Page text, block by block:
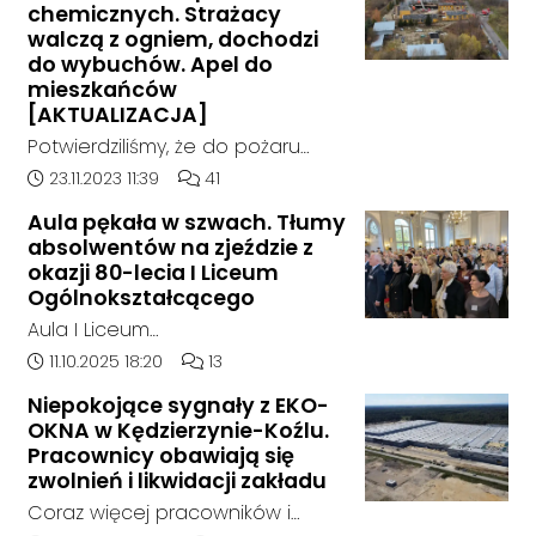
POŁĄCZENIE LEPSZE PIASTY AZOTY
BEZPOŚREDNIO I TRASA ROWEROWA I CHODNIK
ORAZ NOWA TRASA DLA AUT NAWET TRASA
FAJNA ROWEROWA ALEJA WANDY MOGŁA BY
BYĆ TAK SAMO TRASA DO JEZIORKA MOGŁO BY
BYĆ KOŁO KUŻNICZKI TO BY DAWAŁO LEPSZY
chemicznych. Strażacy
walczą z ogniem, dochodzi
do wybuchów. Apel do
mieszkańców
[AKTUALIZACJA]
Potwierdziliśmy, że do pożaru
doszło w hali, w której nielegalnie
chemiczne.
Data dodania artykułu:
23.11.2023 11:39 Liczba komentarzy artykułu:
41
Aula pękała w szwach. Tłumy
absolwentów na zjeździe z
okazji 80-lecia I Liceum
Ogólnokształcącego
Aula I Liceum
Ogólnokształcącego im. Henryka
w sobotnie przedpołudnie
dosłownie pękała w szwach. Na
wyjątkowy zjazd absolwentów z
okazji jubileuszu 80-lecia szkoły
Data dodania artykułu:
11.10.2025 18:20 Liczba komentarzy artykułu:
13
Niepokojące sygnały z EKO-
OKNA w Kędzierzynie-Koźlu.
Pracownicy obawiają się
zwolnień i likwidacji zakładu
Coraz więcej pracowników i